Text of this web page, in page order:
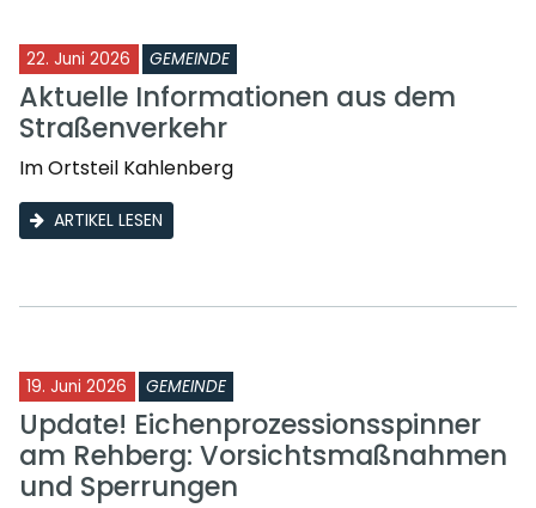
22. Juni 2026 GEMEINDE
Aktuelle Informationen aus dem
Straßenverkehr
Im Ortsteil Kahlenberg
ARTIKEL LESEN
19. Juni 2026 GEMEINDE
Update! Eichenprozessionsspinner
am Rehberg: Vorsichtsmaßnahmen
und Sperrungen